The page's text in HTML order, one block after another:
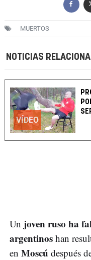
MUERTOS
NOTICIAS
VÍDEO
Un joven ruso ha
argentinos han
en Moscú después